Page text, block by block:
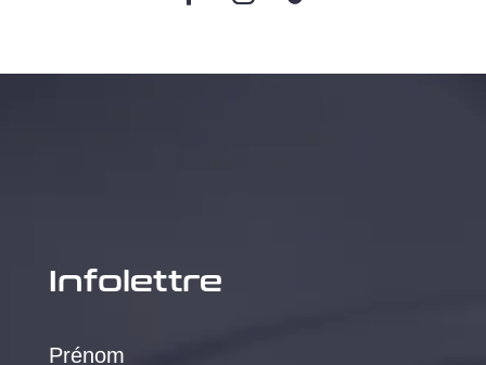
Infolettre